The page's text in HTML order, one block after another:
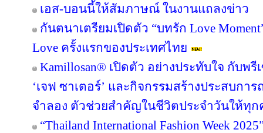
เอส-บอนนี้ให้สัมภาษณ์ ในงานแถลงข่าว
กันตนาเตรียมเปิดตัว “บทรัก Love
Love ครั้งแรกของประเทศไทย
Kamillosan® เปิดตัว อย่างประทับใจ กับพ
‘เจฟ ซาเตอร์’ และกิจกรรมสร้างประสบก
จำลอง ตัวช่วยสำคัญในชีวิตประจำวันให้ทุ
“Thailand International Fashion Week